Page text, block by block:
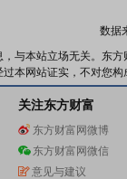
数据
与本站立场无关。东
本网站证实，不对您
关注东方财富
东方财富网微博
东方财富网微信
意见与建议